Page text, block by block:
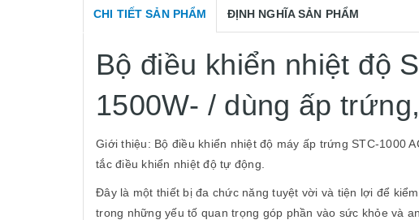
CHI TIẾT SẢN PHẨM ĐỊNH NGHĨA SẢN PHẨM
Bộ điều khiển nhiệt độ
1500W- / dùng ấp
Giới thiệu: Bộ điều khiển nhiệt độ máy ấp trứng STC-1000
tắc điều khiển nhiệt độ tự động.
Đây là một thiết bị đa chức năng tuyệt vời và tiện lợi để
trong những yếu tố quan trọng góp phần vào sức khỏe và